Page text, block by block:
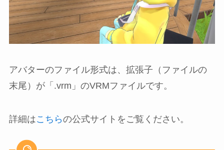
アバターのファイル形式は、拡張子（ファイルの
末尾）が「.vrm」のVRMファイルです。
詳細はこちらの公式サイトをご覧ください。